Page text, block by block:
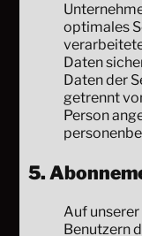
optimales
Daten
Daten der
getrennt
Person
5.
Auf
Benutzern